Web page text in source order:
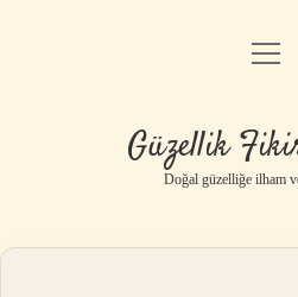
Anasayfa
Yasal
Güzellik
Doğal güzelliğe ilham